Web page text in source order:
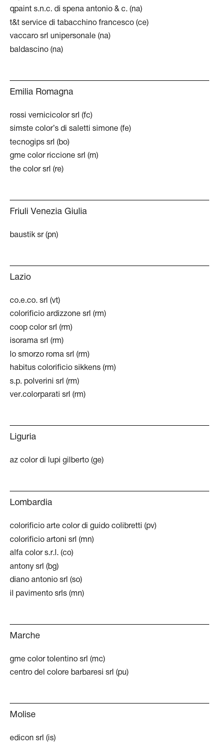
qpaint s.n.c. di spena antonio & c. (na)
t&t service di tabacchino francesco (ce)
vaccaro srl unipersonale (na)
baldascino (na)
Emilia Romagna
rossi vernicicolor srl (fc)
simste color’s di saletti simone (fe)
tecnogips srl (bo)
gme color riccione srl (rn)
the color srl (re)
Friuli Venezia Giulia
baustik sr (pn)
Lazio
co.e.co. srl (vt)
colorificio ardizzone srl (rm)
coop color srl (rm)
isorama srl (rm)
lo smorzo roma srl (rm)
habitus colorificio sikkens (rm)
s.p. polverini srl (rm)
ver.colorparati srl (rm)
Liguria
az color di lupi gilberto (ge)
Lombardia
colorificio arte color di guido colibretti (pv)
colorificio artoni srl (mn)
alfa color s.r.l. (co)
antony srl (bg)
diano antonio srl (so)
il pavimento srls (mn)
Marche
gme color tolentino srl (mc)
centro del colore barbaresi srl (pu)
Molise
edicon srl (is)